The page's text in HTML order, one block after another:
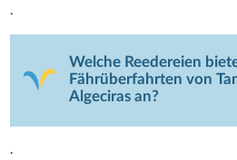
.
Welche Reedereien
Fährüberfahrten von
Algeciras an?
.